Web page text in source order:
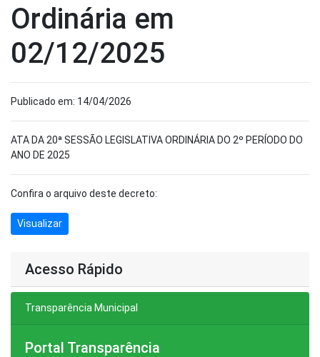
Ordinária em
02/12/2025
Publicado em: 14/04/2026
ATA DA 20ª SESSÃO LEGISLATIVA ORDINÁRIA DO 2º PERÍODO DO
ANO DE 2025
Confira o arquivo deste decreto:
Visualizar
Acesso Rápido
Transparência Municipal
Portal Transparência